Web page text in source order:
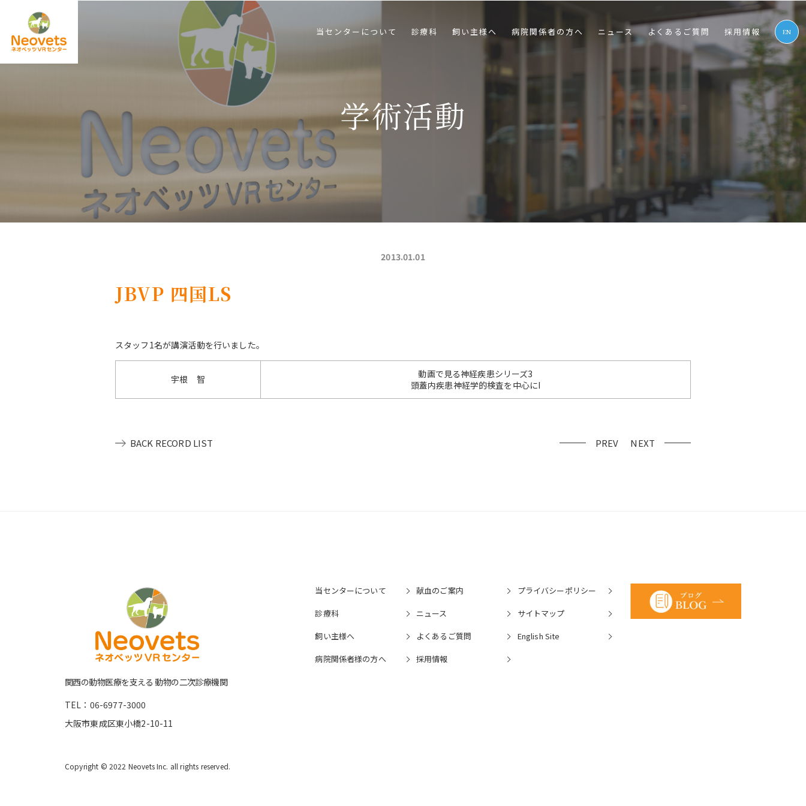
当センターについて 診療科 飼い主様へ 病院関係者の⽅へ ニュース よくあるご質問 採⽤情報 EN
学術活動
2013.01.01
JBVP 四国LS
スタッフ1名が講演活動を行いました。
宇根 智
動画で見る神経疾患シリーズ3
頭蓋内疾患神経学的検査を中心にI
PREV NEXT
BACK RECORD LIST
関⻄の動物医療を⽀える 動物の⼆次診療機関
TEL：06-6977-3000
大阪市東成区東小橋2-10-11
当センターについて
診療科
飼い主様へ
病院関係者様の⽅へ
献血のご案内
ニュース
よくあるご質問
採⽤情報
プライバシーポリシー
サイトマップ
English Site
Copyright © 2022 Neovets Inc. all rights reserved.